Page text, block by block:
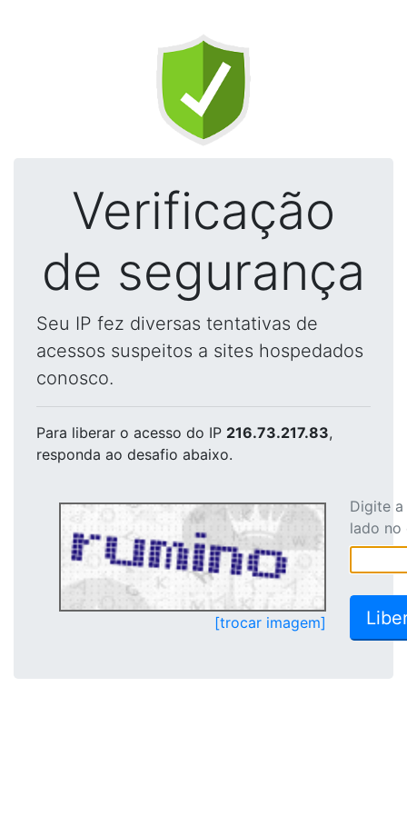
Verificação
de segurança
Seu IP fez diversas tentativas de
acessos suspeitos a sites hospedados
conosco.
Para liberar o acesso do IP 216.73.217.83,
responda ao desafio abaixo.
[trocar imagem]
Digite
lado no